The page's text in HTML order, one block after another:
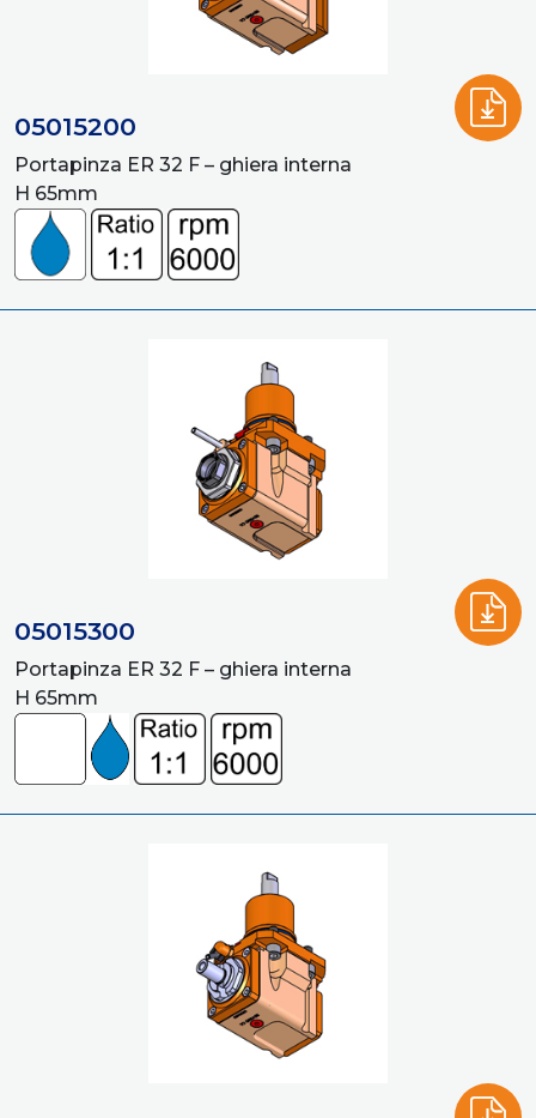
05015200
Portapinza ER 32 F – ghiera interna
H 65mm
05015300
Portapinza ER 32 F – ghiera interna
H 65mm